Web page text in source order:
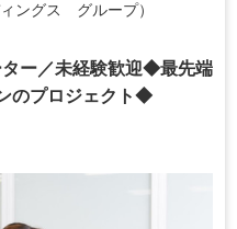
ングス グループ）
ー／未経験歓迎◆最先端
のプロジェクト◆